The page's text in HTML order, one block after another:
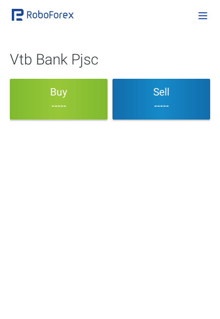
Vtb Bank Pjsc
Buy
-----
Sell
-----